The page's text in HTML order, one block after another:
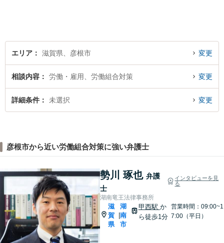
エリア 滋賀県、彦根市 変更
相談内容 労働・雇用、労働組合対策 変更
詳細条件 未選択 変更
彦根市から近い労働組合対策に強い弁護士
勢川 琢也 弁護
士
インタビューを見
る
湖南竜王法律事務所
滋
賀
県
湖
南
市
甲西駅 か
ら徒歩1分
営業時間：09:00~1
7:00（平日）